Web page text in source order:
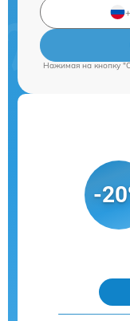
Нажимая на кнопку
-